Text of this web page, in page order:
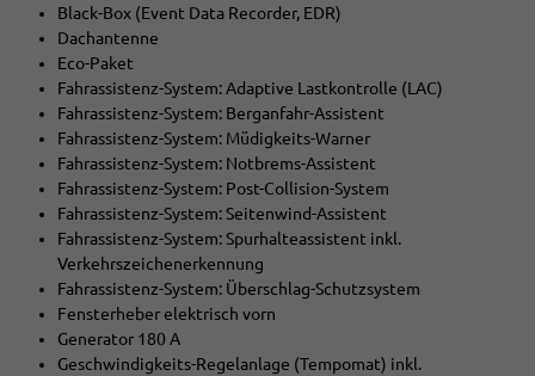
Black-Box (Event Data Recorder, EDR)
Dachantenne
Eco-Paket
Fahrassistenz-System: Adaptive Lastkontrolle (LAC)
Fahrassistenz-System: Berganfahr-Assistent
Fahrassistenz-System: Müdigkeits-Warner
Fahrassistenz-System: Notbrems-Assistent
Fahrassistenz-System: Post-Collision-System
Fahrassistenz-System: Seitenwind-Assistent
Fahrassistenz-System: Spurhalteassistent inkl.
Verkehrszeichenerkennung
Fahrassistenz-System: Überschlag-Schutzsystem
Fensterheber elektrisch vorn
Generator 180 A
Geschwindigkeits-Regelanlage (Tempomat) inkl.